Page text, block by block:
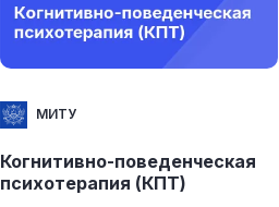
МИТУ
Когнитивно-поведенческая
психотерапия (КПТ)